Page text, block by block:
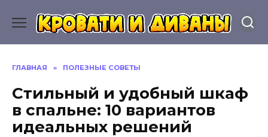
содержанию
ГЛАВНАЯ » ПОЛЕЗНЫЕ СОВЕТЫ
Стильный и удобный шкаф
в спальне: 10 вариантов
идеальных решений